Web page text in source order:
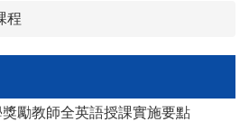
程
勵教師全英語授課實施要點